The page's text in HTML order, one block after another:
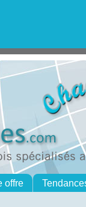
offre